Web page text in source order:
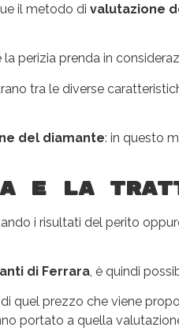
il metodo di valutazione
perizia prenda in
tra le diverse
del diamante: in questo
e la
i risultati del perito
di Ferrara, è quindi
quel prezzo che viene
portato a quella